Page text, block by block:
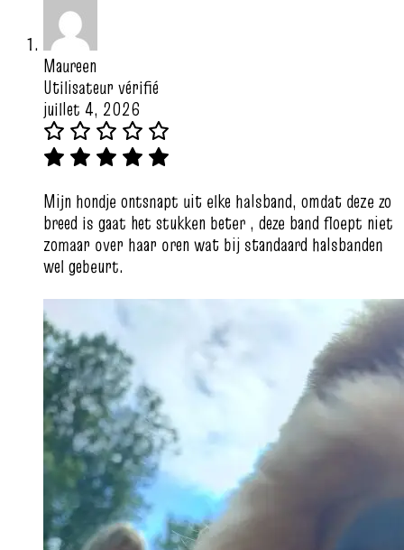
Maureen
Utilisateur vérifié
juillet 4, 2026
Mijn hondje ontsnapt uit elke halsband, omdat deze zo
breed is gaat het stukken beter , deze band floept niet
zomaar over haar oren wat bij standaard halsbanden
wel gebeurt.